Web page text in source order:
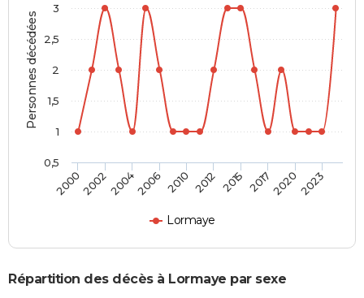
Personnes décédées
Lormaye
2000200220042006 2010 2012 2015 201720202023
0,5
1
1,5
2
2,5
3
Répartition des décès à Lormaye par sexe